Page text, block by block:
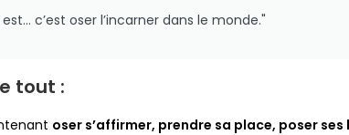
c’est oser l’incarner dans le monde."
tout :
oser s’affirmer, prendre sa place, poser ses